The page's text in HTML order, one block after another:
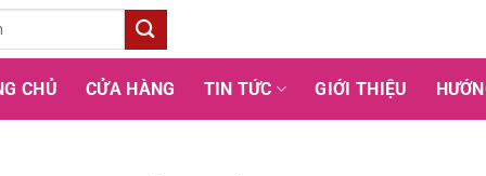
CHỦ CỬA HÀNG TIN TỨC GIỚI THIỆU